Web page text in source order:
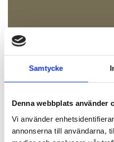
Samtycke
Denna webbplats använder
Vi använder
annonserna till användarna,